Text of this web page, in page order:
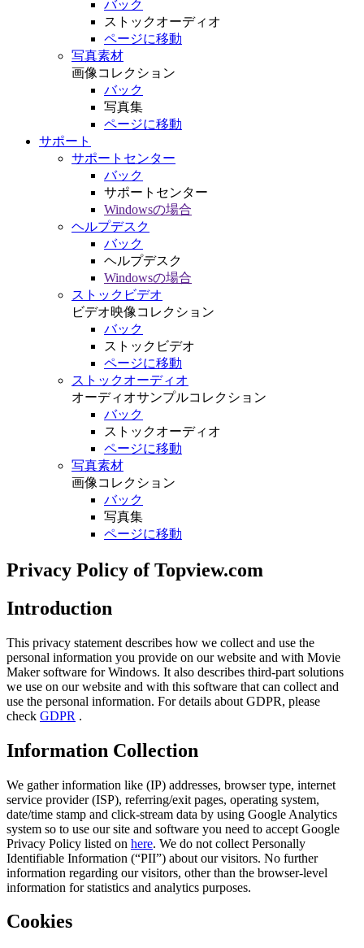
バック
ストックオーディオ
ページに移動
写真素材
画像コレクション
バック
写真集
ページに移動
サポート
サポートセンター
バック
サポートセンター
Windowsの場合
ヘルプデスク
バック
ヘルプデスク
Windowsの場合
ストックビデオ
ビデオ映像コレクション
バック
ストックビデオ
ページに移動
ストックオーディオ
オーディオサンプルコレクション
バック
ストックオーディオ
ページに移動
写真素材
画像コレクション
バック
写真集
ページに移動
Privacy Policy of Topview.com
Introduction
This privacy statement describes how we collect and use the
personal information you provide on our website and with Movie
Maker software for Windows. It also describes third-part solutions
we use on our website and with this software that can collect and
use the personal information. For details about GDPR, please
check GDPR .
Information Collection
We gather information like (IP) addresses, browser type, internet
service provider (ISP), referring/exit pages, operating system,
date/time stamp and click-stream data by using Google Analytics
system so to use our site and software you need to accept Google
Privacy Policy listed on here. We do not collect Personally
Identifiable Information (“PII”) about our visitors. No further
information regarding our visitors, other than the browser-level
information for statistics and analytics purposes.
Cookies